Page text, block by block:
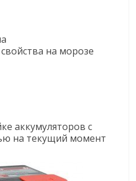
на морозе
аккумуляторов с
на текущий момент